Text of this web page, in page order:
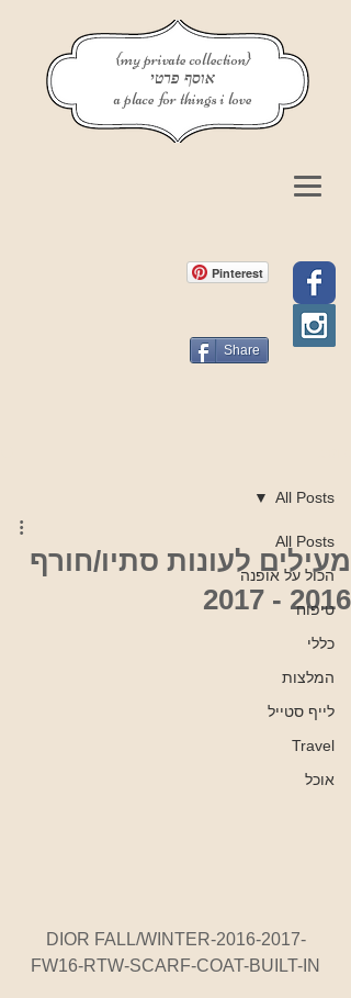
{my private collection}
אוסף פרטי
a place for things i love
Pinterest
Share
All Posts
הכול על אופנה
טיפוח
כללי
המלצות
לייף סטייל
Travel
אוכל
All Posts
מעילים לעונות סתיו/חורף
2016 - 2017
DIOR FALL/WINTER-2016-2017-
FW16-RTW-SCARF-COAT-BUILT-IN